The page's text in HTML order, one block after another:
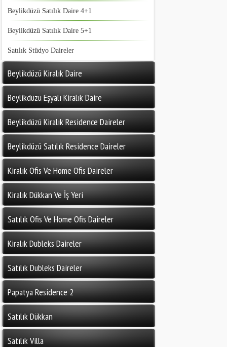
Beylikdüzü Satılık Daire 4+1
Beylikdüzü Satılık Daire 5+1
Satılık Stüdyo Daireler
Beylikdüzü Kiralık Daire
Beylikdüzü Eşyalı Kiralık Daire
Beylikdüzü Kiralık Residence Daireler
Beylikdüzü Satılık Residence Daireler
Kiralık Ofis Ve Home Ofis Daireler
Kiralık Dükkan Ve İş Yeri
Satılık Ofis Ve Home Ofis Daireler
Kiralık Dubleks Daireler
Satılık Dubleks Daireler
Papatya Residence 2
Satılık Dükkan
Satılık Villa